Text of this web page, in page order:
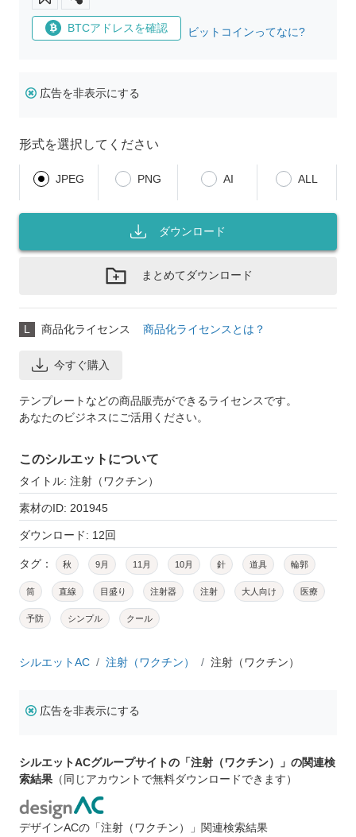
BTCアドレスを確認 ビットコインってなに?
広告を非表示にする
形式を選択してください
JPEG PNG AI ALL
ダウンロード
まとめてダウンロード
L 商品化ライセンス 商品化ライセンスとは？
今すぐ購入
テンプレートなどの商品販売ができるライセンスです。
あなたのビジネスにご活用ください。
このシルエットについて
タイトル: 注射（ワクチン）
素材のID: 201945
ダウンロード: 12回
タグ： 秋 9月 11月 10月 針 道具 輪郭
筒 直線 目盛り 注射器 注射 大人向け 医療
予防 シンプル クール
シルエットAC 注射（ワクチン） 注射（ワクチン）
広告を非表示にする
シルエットACグループサイトの「注射（ワクチン）」の関連検
索結果 （同じアカウントで無料ダウンロードできます）
デザインACの「注射（ワクチン）」関連検索結果